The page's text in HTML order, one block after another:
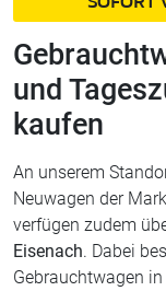
und
kaufen
An unserem
Neuwagen der
verfügen zudem
Eisenach. Dabei
Gebrauchtwagen